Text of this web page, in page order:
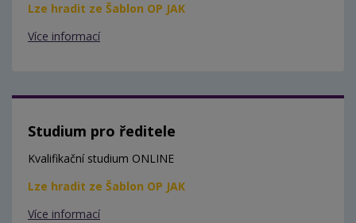
Lze hradit ze Šablon OP JAK
Více informací
Studium pro ředitele
Kvalifikační studium ONLINE
Lze hradit ze Šablon OP JAK
Více informací